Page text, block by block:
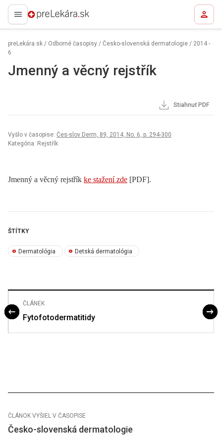
preLekára.sk
preLekára.sk / Odborné časopisy / Česko-slovenská dermatologie / 2014 -
6
Jmenný a věcný rejstřík
Stiahnuť PDF
Vyšlo v časopise: Čes-slov Derm, 89, 2014, No. 6, p. 294-300
Kategória: Rejstřík
Jmenný a věcný rejstřík ke stažení zde [PDF].
ŠTÍTKY
Dermatológia Detská dermatológia
ČLÁNEK
Fytofotodermatitidy
ČLÁNOK VYŠIEL V ČASOPISE
Česko-slovenská dermatologie